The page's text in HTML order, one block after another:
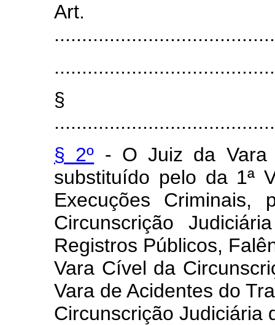
§
§ 2º - O Juiz da Vara
substituído pelo da 1ª
Execuções
Circunscrição
Registros Públicos,
Vara Cível da
Vara de Acidentes do
Circunscrição Judiciária